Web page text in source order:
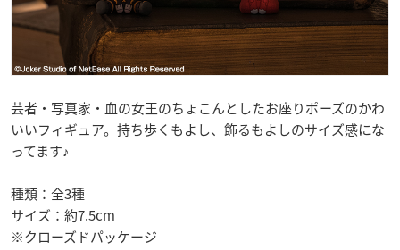
芸者・写真家・血の女王のちょこんとしたお座りポーズのかわ
いいフィギュア。持ち歩くもよし、飾るもよしのサイズ感にな
ってます♪
種類：全3種
サイズ：約7.5cm
※クローズドパッケージ